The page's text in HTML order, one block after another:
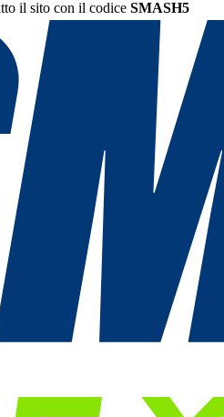
il sito con il codice SMASH5